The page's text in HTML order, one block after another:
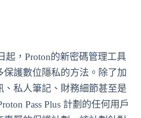
起，Proton的新密碼管理工具
保護數位隱私的方法。除了加
、私人筆記、財務細節甚至是
Pass Plus 計劃的任何用戶